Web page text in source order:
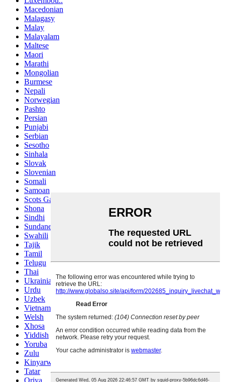
Macedonian
Malagasy
Malay
Malayalam
Maltese
Maori
Marathi
Mongolian
Burmese
Nepali
Norwegian
Pashto
Persian
Punjabi
Serbian
Sesotho
Sinhala
Slovak
Slovenian
Somali
Samoan
Scots Gaelic
Shona
Sindhi
Sundanese
Swahili
Tajik
Tamil
Telugu
Thai
Ukrainian
Urdu
Uzbek
Vietnamese
Welsh
Xhosa
Yiddish
Yoruba
Zulu
Kinyarwanda
Tatar
Oriya